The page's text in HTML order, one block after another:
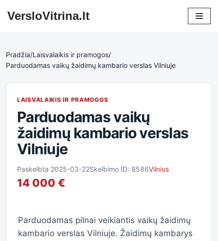
VersloVitrina.lt
Pradžia/Laisvalaikis ir pramogos/
Parduodamas vaikų žaidimų kambario verslas Vilniuje
LAISVALAIKIS IR PRAMOGOS
Parduodamas vaikų
žaidimų kambario verslas
Vilniuje
Paskelbta 2025-03-22Skelbimo ID: 8586Vilnius
14 000 €
Parduodamas pilnai veikiantis vaikų žaidimų
kambario verslas Vilniuje. Žaidimų kambarys